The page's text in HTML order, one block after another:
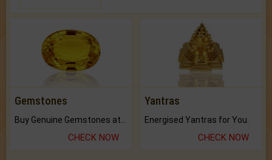
Gemstones
CHECK NOW
Yantras
Energised Yantras for You.
CHECK NOW